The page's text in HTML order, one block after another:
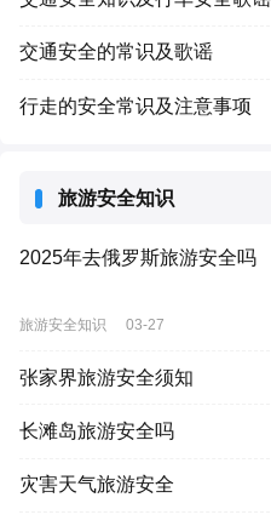
交通安全的常识及歌谣
行走的安全常识及注意事项
旅游安全知识
2025年去俄罗斯旅游安全吗
旅游安全知识 03-27
张家界旅游安全须知
长滩岛旅游安全吗
灾害天气旅游安全